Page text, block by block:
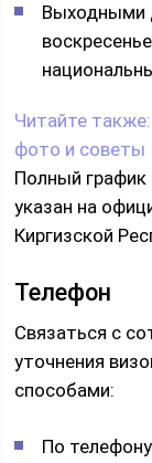
Выходными
Читайте также:
фото и советы
Полный
указан на
Киргизской
Телефон
Связаться с
уточнения
способами:
По